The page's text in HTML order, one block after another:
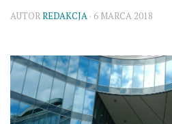
AUTORREDAKCJA · 6 MARCA 2018